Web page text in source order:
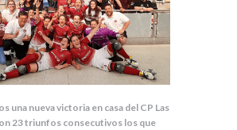
una nueva victoria en casa del CP Las
23 triunfos consecutivos los que